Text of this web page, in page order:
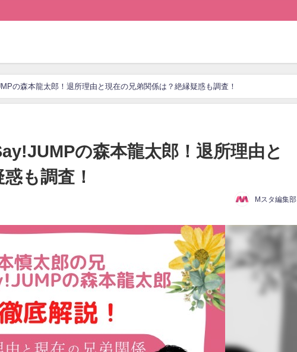
の森本龍太郎！退所理由と現在の兄弟関係は？絶縁疑惑も調査！
の森本龍太郎！退所理由と
も調査！
Mスタ編集部